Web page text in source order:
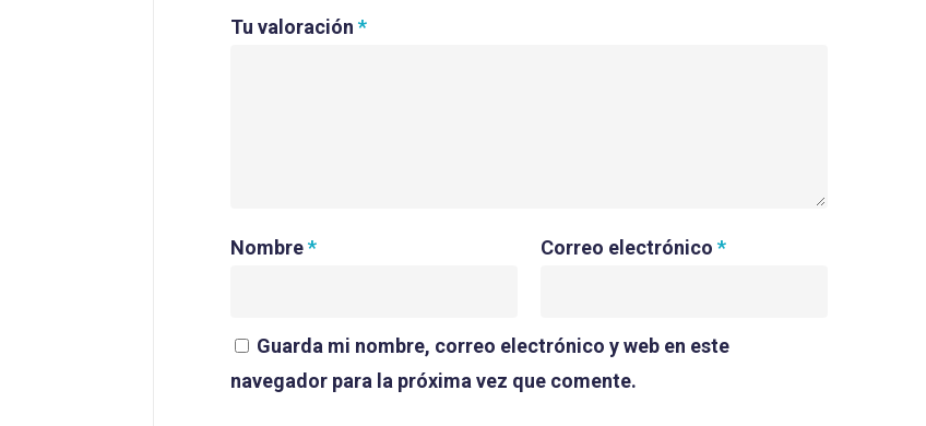
Tu valoración *
Nombre* Correo electrónico*
Guarda mi nombre, correo electrónico y web en este
navegador para la próxima vez que comente.